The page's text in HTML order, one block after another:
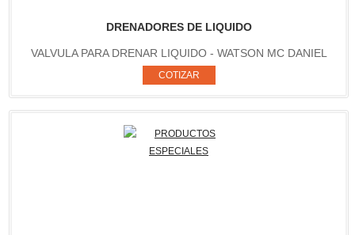
DRENADORES DE LIQUIDO
VALVULA PARA DRENAR LIQUIDO - WATSON MC DANIEL